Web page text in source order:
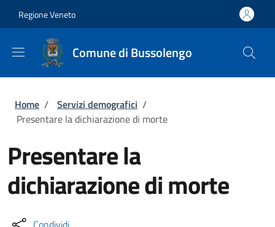
Regione Veneto
Comune di Bussolengo
Briciole di pane
Home / Servizi demografici /
Presentare la dichiarazione di morte
Presentare la
dichiarazione di morte